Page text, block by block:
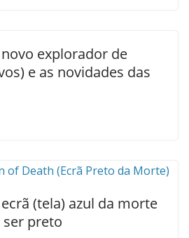
explorador de
e as novidades das
(tela) azul da morte
ser preto